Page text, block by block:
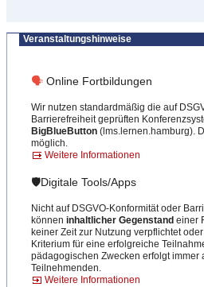
Veranstaltungshinweise
🗣 Online Fortbildungen
Wir nutzen standardmäßig die auf
Barrierefreiheit geprüften
BigBlueButton (lms.lernen.hamburg).
möglich.
Weitere Informationen
🛡️Digitale Tools/Apps
Nicht auf DSGVO-Konformität oder
können inhaltlicher Gegenstand einer
keiner Zeit zur Nutzung verpflichtet
Kriterium für eine erfolgreiche
pädagogischen Zwecken erfolgt immer
Teilnehmenden.
Weitere Informationen